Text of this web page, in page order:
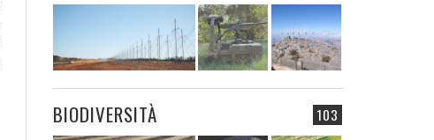
103
BIODIVERSITÀ